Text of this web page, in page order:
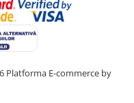
Platforma E-commerce by